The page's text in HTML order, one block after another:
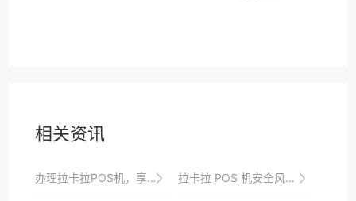
相关资讯
办理拉卡拉POS机，享受移动支付的便利与安全 拉卡拉 POS 机安全风险评估